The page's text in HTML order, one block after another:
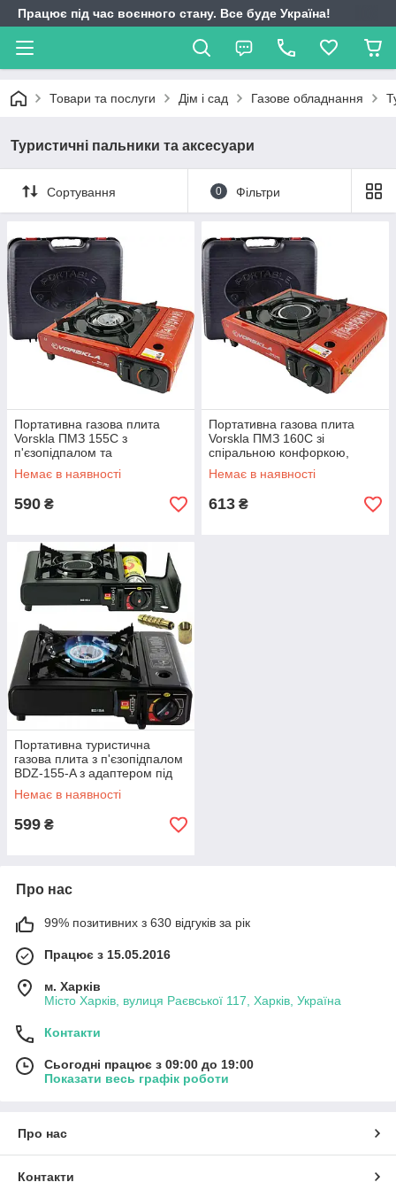
Працює під час воєнного стану. Все буде Україна!
Товари та послуги Дім і сад Газове обладнання
Туристичні пальники та аксесуари
Сортування 0 Фільтри
Портативна газова плита
Vorskla ПМЗ 155С з
п'єзопідпалом та
перехідником під зовнішній
балон
Немає в наявності
590 ₴
Портативна газова плита
Vorskla ПМЗ 160С зі
спіральною конфоркою,
п'єзопідпалом та
перехідником під зовнішній
Немає в наявності
613 ₴
Портативна туристична
газова плита з п'єзопідпалом
BDZ-155-A з адаптером під
великий балон (Happy home)
Немає в наявності
599 ₴
Про нас
99% позитивних з 630 відгуків за рік
Працює з 15.05.2016
м. Харків
Місто Харків, вулиця Раєвської 117, Харків, Україна
Контакти
Сьогодні працює з 09:00 до 19:00
Показати весь графік роботи
Про нас
Контакти